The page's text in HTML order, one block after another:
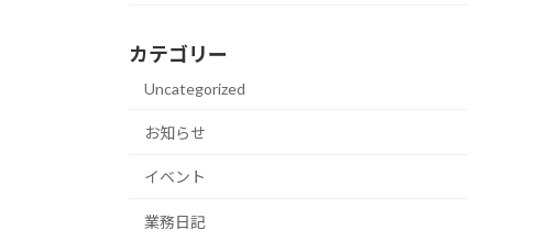
カテゴリー
Uncategorized
お知らせ
イベント
業務日記